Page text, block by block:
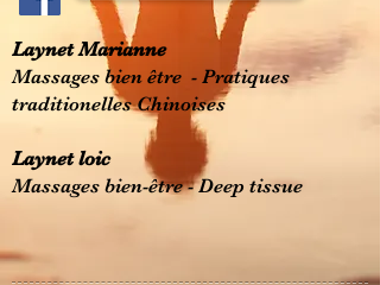
Laynet Marianne
Massages bien être - Pratiques
traditionelles Chinoises
Laynet loic
Massages bien-être - Deep tissue